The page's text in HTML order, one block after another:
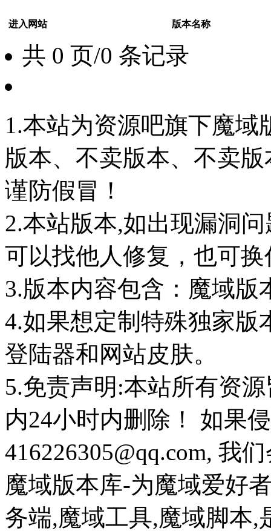
进入网站 版本名称
共 0 页/0 条记录
1.本站为资源吧旗下魔
版本、不卖版本、不卖版
谨防假冒！
2.本站版本,如出现漏洞
可以找他人修复，也可
3.版本内容包含：魔域版
4.如果想定制特殊独家
登陆器和网站皮肤。
5.免责声明:本站所有资
内24小时内删除！ 如果
416226305@qq.com, 我
魔域版本库-为魔域爱好
务端,魔域工具,魔域脚本